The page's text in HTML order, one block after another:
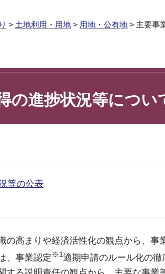
> 土地利用・用地 > 用地・公有地 > 主要事
の進捗状況等につい
等の公表
の高まりや経済活性化の観点から、事
、事業認定 ※1適期申請のルール化の